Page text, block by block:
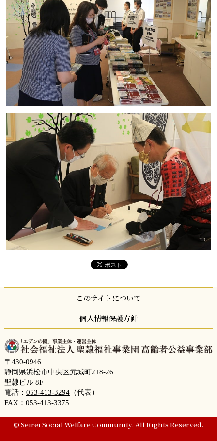
このサイトについて
個人情報保護方針
〒430-0946
静岡県浜松市中央区元城町218-26
聖隷ビル 8F
電話： 053-413-3294（代表）
FAX：053-413-3375
© Seirei Social Welfare Community. All Rights Reserved.